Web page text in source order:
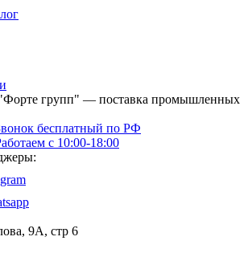
групп" — поставка промышленных
бесплатный по РФ
с 10:00-18:00
9А, стр 6